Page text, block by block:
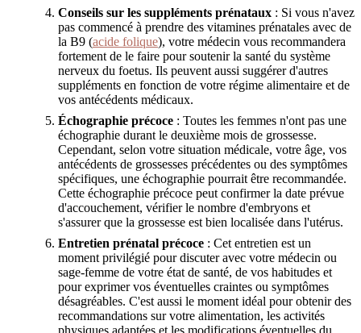
Conseils sur les suppléments prénataux : Si vous n'avez
pas commencé à prendre des vitamines prénatales avec de
la B9 (acide folique), votre médecin vous recommandera
fortement de le faire pour soutenir la santé du système
nerveux du foetus. Ils peuvent aussi suggérer d'autres
suppléments en fonction de votre régime alimentaire et de
vos antécédents médicaux.
Échographie précoce : Toutes les femmes n'ont pas une
échographie durant le deuxième mois de grossesse.
Cependant, selon votre situation médicale, votre âge, vos
antécédents de grossesses précédentes ou des symptômes
spécifiques, une échographie pourrait être recommandée.
Cette échographie précoce peut confirmer la date prévue
d'accouchement, vérifier le nombre d'embryons et
s'assurer que la grossesse est bien localisée dans l'utérus.
Entretien prénatal précoce : Cet entretien est un
moment privilégié pour discuter avec votre médecin ou
sage-femme de votre état de santé, de vos habitudes et
pour exprimer vos éventuelles craintes ou symptômes
désagréables. C'est aussi le moment idéal pour obtenir des
recommandations sur votre alimentation, les activités